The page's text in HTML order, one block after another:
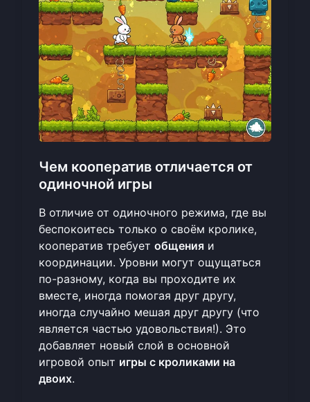
Чем кооператив отличается от
одиночной игры
В отличие от одиночного режима, где вы
беспокоитесь только о своём кролике,
кооператив требует общения и
координации. Уровни могут ощущаться
по-разному, когда вы проходите их
вместе, иногда помогая друг другу,
иногда случайно мешая друг другу (что
является частью удовольствия!). Это
добавляет новый слой в основной
игровой опыт игры с кроликами на
двоих.